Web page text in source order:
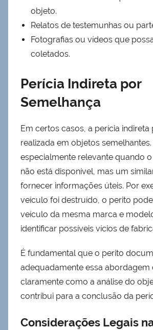
objeto.
Relatos de testemunhas ou
Fotografias ou vídeos que
coletados.
Perícia Indireta por
Semelhança
Em certos casos, a perícia indireta
realizada em objetos semelhantes.
especialmente relevante quando
não está disponível, mas um
fornecer informações úteis. Por
veículo foi destruído, o perito
veículo da mesma marca e
identificar possíveis vícios de
É fundamental que o perito
adequadamente essa abordagem
claramente como a análise do
contribui para a conclusão da
Considerações Legais